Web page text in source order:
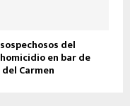
del
en bar de
Carmen